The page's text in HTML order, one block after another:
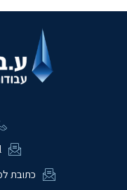
כתובת